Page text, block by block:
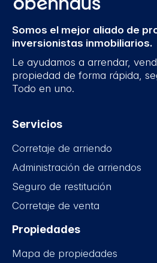
Somos el mejor aliado de
inversionistas inmobiliarios.
Le ayudamos a arrendar,
propiedad de forma rápida,
Todo en uno.
Servicios
Corretaje de arriendo
Administración de arriendos
Seguro de restitución
Corretaje de venta
Propiedades
Mapa de propiedades